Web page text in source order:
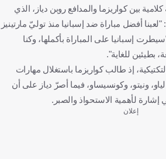
بين كواريزما والمدافع روبن دياز، الذي
أفضل مباراة ضد إسبانيا منذ توليّ مارتينيز
إسبانيا على المباراة بأكملها، وكنا
بطيئين للغاية".
إذ طالب كواريزما باستغلال مهارات
لياو، ونيتو، وكونسيساو، فيما أصرّ دياز على أن
إشارة لأهمية الاستحواذ والصبر.
إعلان